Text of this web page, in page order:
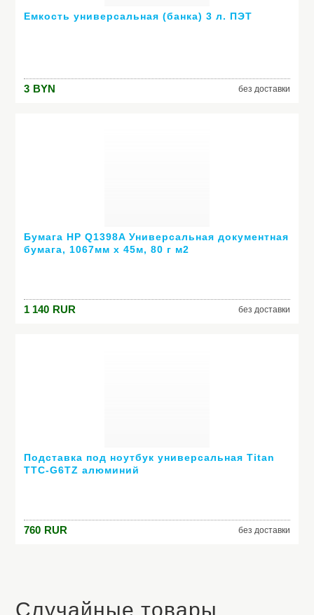
Емкость универсальная (банка) 3 л. ПЭТ
3 BYN без доставки
Бумага HP Q1398A Универсальная документная
бумага, 1067мм х 45м, 80 г м2
1 140 RUR без доставки
Подставка под ноутбук универсальная Titan
TTC-G6TZ алюминий
760 RUR без доставки
Случайные товары